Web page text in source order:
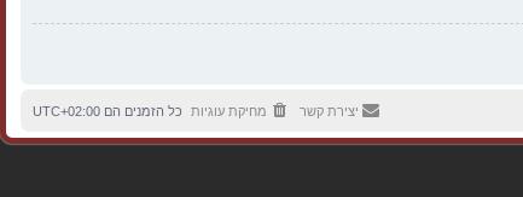
כל הזמנים הם UTC+02:00 מחיקת עוגיות יצירת קשר